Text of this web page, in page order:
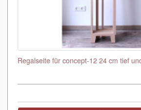
Regalseite für concept-12 24 cm tief